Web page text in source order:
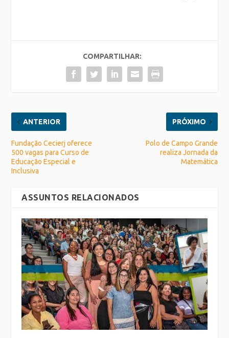
COMPARTILHAR:
ANTERIOR
Fundação Cecierj oferece
500 vagas para Curso de
Educação Especial e
Inclusiva
PRÓXIMO
Polo de Campo Grande
realiza Jornada da
Matemática
ASSUNTOS RELACIONADOS